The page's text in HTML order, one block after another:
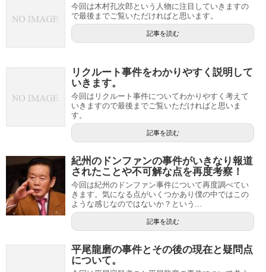
今回は木村孔次郎という人物に注目していきますの
で最後までご覧いただければと思います。
記事を読む
リクルート事件をわかりやすく説明して
いきます。
今回はリクルート事件についてわかりやすく考えて
いきますので最後までご覧いただければと思いま
す。
記事を読む
紀州のドンファンの事件がいきなり報道
されたことや不可解な点を再度考察！
今回は紀州のドンファン事件について再度調べてい
きます。気になる点がいくつかあり僕の中ではこの
ような感じなのではないか？という...
記事を読む
平尾龍磨の事件とその後の現在と疑問点
について。